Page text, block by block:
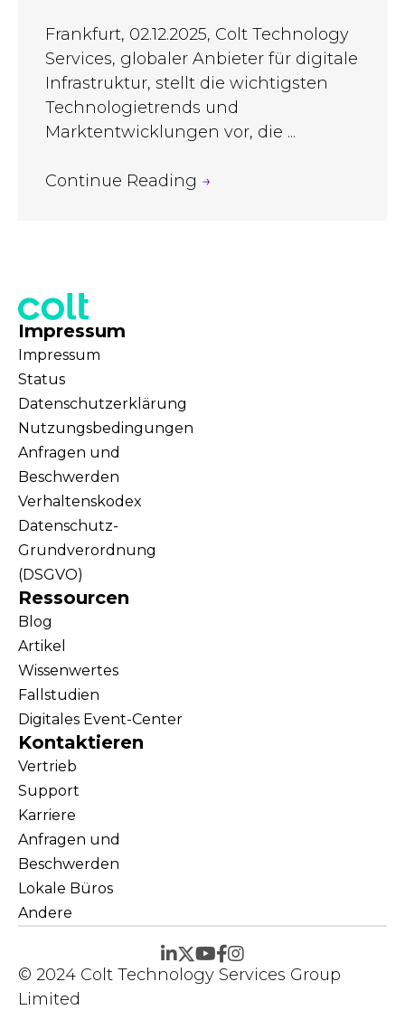
Frankfurt, 02.12.2025, Colt Technology
Services, globaler Anbieter für digitale
Infrastruktur, stellt die wichtigsten
Technologietrends und
Marktentwicklungen vor, die ...
Continue Reading →
Impressum
Impressum
Status
Datenschutzerklärung
Nutzungsbedingungen
Anfragen und
Beschwerden
Verhaltenskodex
Datenschutz-
Grundverordnung
(DSGVO)
Ressourcen
Blog
Artikel
Wissenwertes
Fallstudien
Digitales Event-Center
Kontaktieren
Vertrieb
Support
Karriere
Anfragen und
Beschwerden
Lokale Büros
Andere
© 2024 Colt Technology Services Group
Limited